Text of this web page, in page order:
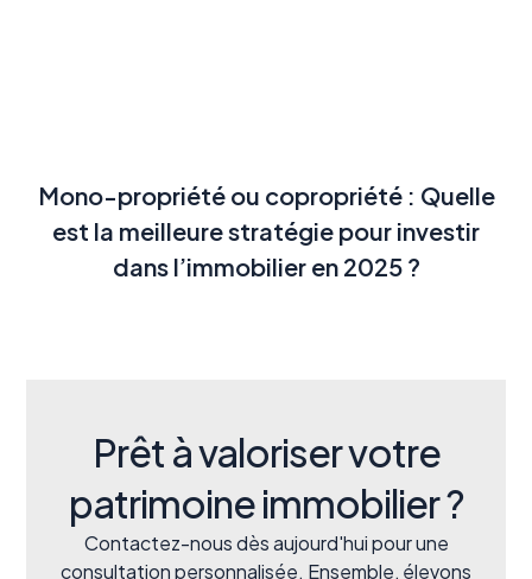
Mono-propriété ou copropriété : Quelle
est la meilleure stratégie pour investir
dans l’immobilier en 2025 ?
Prêt à valoriser votre
patrimoine immobilier ?
Contactez-nous dès aujourd'hui pour une
consultation personnalisée. Ensemble, élevons